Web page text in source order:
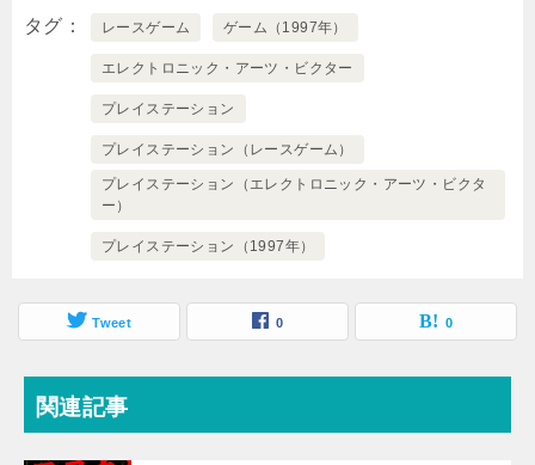
タグ レースゲーム ゲーム（1997年）
エレクトロニック・アーツ・ビクター
プレイステーション
プレイステーション（レースゲーム）
プレイステーション（エレクトロニック・アーツ・ビクタ
ー）
プレイステーション（1997年）
Tweet 0 0
関連記事